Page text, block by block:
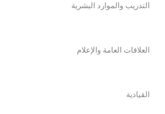
التدريب والموارد البشرية
العلاقات العامة والإعلام
القيادية